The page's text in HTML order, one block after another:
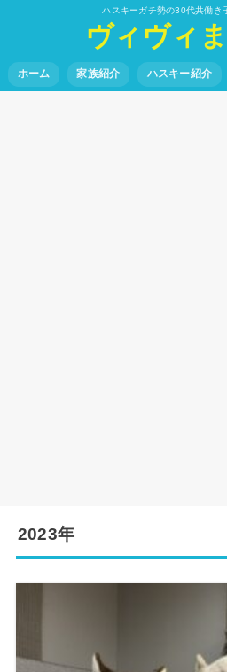
ハスキーガチ勢の30代共働き
ヴィヴィ
ホーム 家族紹介 ハスキー紹介
2023年